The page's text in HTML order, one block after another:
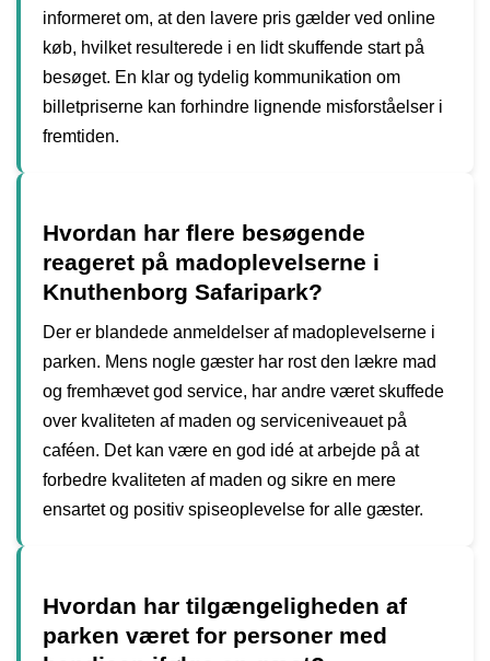
informeret om, at den lavere pris gælder ved online
køb, hvilket resulterede i en lidt skuffende start på
besøget. En klar og tydelig kommunikation om
billetpriserne kan forhindre lignende misforståelser i
fremtiden.
Hvordan har flere besøgende
reageret på madoplevelserne i
Knuthenborg Safaripark?
Der er blandede anmeldelser af madoplevelserne i
parken. Mens nogle gæster har rost den lækre mad
og fremhævet god service, har andre været skuffede
over kvaliteten af maden og serviceniveauet på
caféen. Det kan være en god idé at arbejde på at
forbedre kvaliteten af maden og sikre en mere
ensartet og positiv spiseoplevelse for alle gæster.
Hvordan har tilgængeligheden af
parken været for personer med